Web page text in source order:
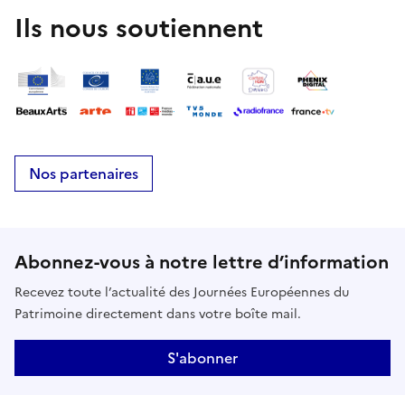
Ils nous soutiennent
Nos partenaires
Abonnez-vous à notre lettre d’information
Recevez toute l’actualité des Journées Européennes du
Patrimoine directement dans votre boîte mail.
S'abonner